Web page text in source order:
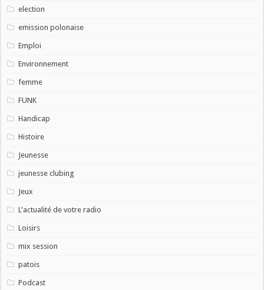
election
emission polonaise
Emploi
Environnement
femme
FUNK
Handicap
Histoire
Jeunesse
jeunesse clubing
Jeux
L'actualité de votre radio
Loisirs
mix session
patois
Podcast